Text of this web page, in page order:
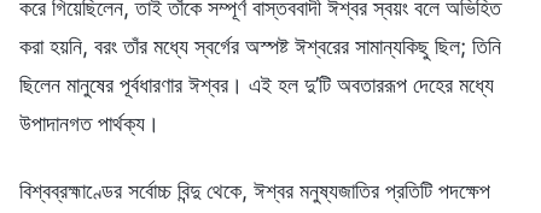
করে গিয়েছিলেন, তাই তাঁকে সম্পূর্ণ বাস্তববাদী ঈশ্বর স্বয়ং বলে অভিহিত
করা হয়নি, বরং তাঁর মধ্যে স্বর্গের অস্পষ্ট ঈশ্বরের সামান্যকিছু ছিল; তিনি
ছিলেন মানুষের পূর্বধারণার ঈশ্বর। এই হল দু’টি অবতাররূপ দেহের মধ্যে
উপাদানগত পার্থক্য।
বিশ্বব্রহ্মাণ্ডের সর্বোচ্চ বিন্দু থেকে, ঈশ্বর মনুষ্যজাতির প্রতিটি পদক্ষেপ